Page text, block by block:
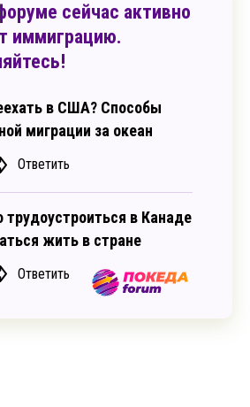
сейчас активно
иммиграцию.
в США? Способы
миграции за океан
Ответить
трудоустроиться в Канаде
жить в стране
Ответить